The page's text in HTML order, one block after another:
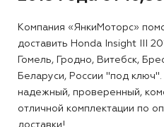
Компания «ЯнкиМоторс»
доставить Honda Insight III
Гомель, Гродно, Витебск,
Беларуси, России "под
надежный, проверенный,
отличной комплектации по
доставки!